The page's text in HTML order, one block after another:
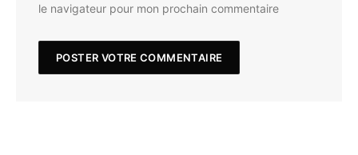
le navigateur pour mon prochain commentaire